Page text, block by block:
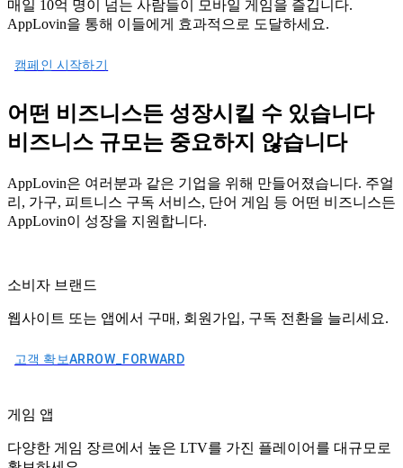
매일 10억 명이 넘는 사람들이 모바일 게임을 즐깁니다.
AppLovin을 통해 이들에게 효과적으로 도달하세요.
캠페인 시작하기
어떤 비즈니스든 성장시킬 수 있습니다
비즈니스 규모는 중요하지 않습니다
AppLovin은 여러분과 같은 기업을 위해 만들어졌습니다. 주얼
리, 가구, 피트니스 구독 서비스, 단어 게임 등 어떤 비즈니스든
AppLovin이 성장을 지원합니다.
소비자 브랜드
웹사이트 또는 앱에서 구매, 회원가입, 구독 전환을 늘리세요.
고객 확보ARROW_FORWARD
게임 앱
다양한 게임 장르에서 높은 LTV를 가진 플레이어를 대규모로